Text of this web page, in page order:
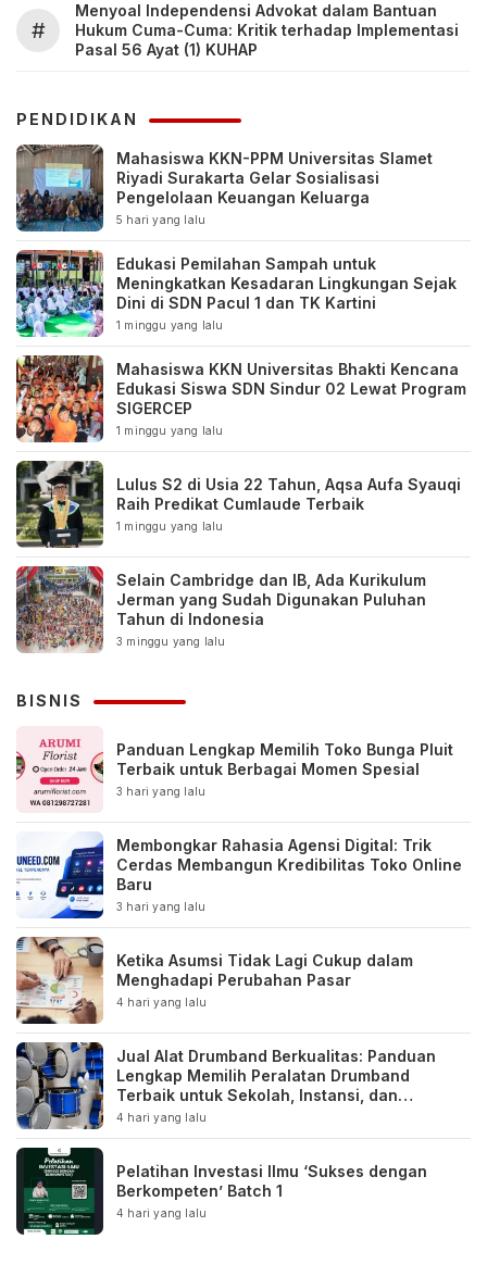
#
Menyoal Independensi Advokat dalam Bantuan
Hukum Cuma-Cuma: Kritik terhadap Implementasi
Pasal 56 Ayat (1) KUHAP
PENDIDIKAN
Mahasiswa KKN-PPM Universitas Slamet
Riyadi Surakarta Gelar Sosialisasi
Pengelolaan Keuangan Keluarga
5 hari yang lalu
Edukasi Pemilahan Sampah untuk
Meningkatkan Kesadaran Lingkungan Sejak
Dini di SDN Pacul 1 dan TK Kartini
1 minggu yang lalu
Mahasiswa KKN Universitas Bhakti Kencana
Edukasi Siswa SDN Sindur 02 Lewat Program
SIGERCEP
1 minggu yang lalu
Lulus S2 di Usia 22 Tahun, Aqsa Aufa Syauqi
Raih Predikat Cumlaude Terbaik
1 minggu yang lalu
Selain Cambridge dan IB, Ada Kurikulum
Jerman yang Sudah Digunakan Puluhan
Tahun di Indonesia
3 minggu yang lalu
BISNIS
Panduan Lengkap Memilih Toko Bunga Pluit
Terbaik untuk Berbagai Momen Spesial
3 hari yang lalu
Membongkar Rahasia Agensi Digital: Trik
Cerdas Membangun Kredibilitas Toko Online
Baru
3 hari yang lalu
Ketika Asumsi Tidak Lagi Cukup dalam
Menghadapi Perubahan Pasar
4 hari yang lalu
Jual Alat Drumband Berkualitas: Panduan
Lengkap Memilih Peralatan Drumband
Terbaik untuk Sekolah, Instansi, dan
Komunitas
4 hari yang lalu
Pelatihan Investasi Ilmu ‘Sukses dengan
Berkompeten’ Batch 1
4 hari yang lalu